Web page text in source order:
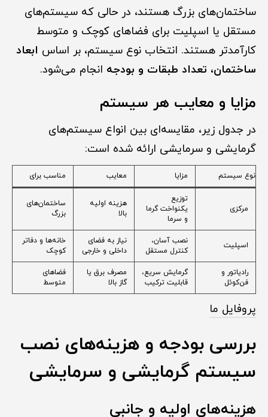
ساختمان‌های بزرگ هستند، در حالی که سیستم‌های
مستقل یا اسپلیت برای فضاهای کوچک و متوسط
کارآمدتر هستند. انتخاب نوع سیستم، بر اساس ابعاد
ساختمان، تعداد طبقات و بودجه انجام می‌شود.
مزایا و معایب هر سیستم
در جدول زیر، مقایسه‌ای بین انواع سیستم‌های
گرمایشی و سرمایشی ارائه شده است:
نوع سیستم مزایا معایب مناسب برای
مرکزی
توزیع
یکنواخت گرما
و سرما
هزینه اولیه
بالا
ساختمان‌های
بزرگ
اسپلیت
نصب آسان،
کنترل مستقل
نیاز به فضای
داخلی و خارجی
خانه‌ها و دفاتر
کوچک
رادیاتور و
فن‌کوئل
گرمایش سریع،
قابلیت ترکیب
مصرف برق یا
گاز بالا
فضاهای
متوسط
پروفایل ما
بررسی بودجه و هزینه‌های نصب
سیستم گرمایشی و سرمایشی
هزینه‌های اولیه و جانبی